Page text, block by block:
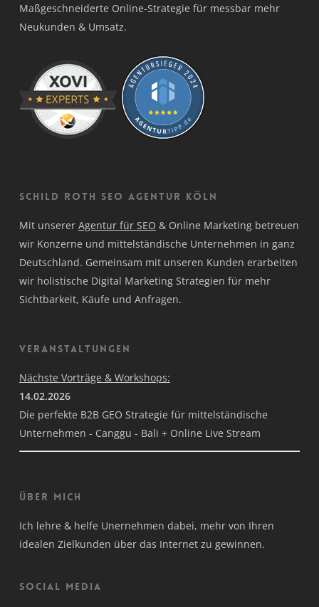
Maßgeschneiderte Online-Strategie für messbar mehr
Neukunden & Umsatz.
Schild Roth SEO Agentur Köln
Mit unserer Agentur für SEO & Online Marketing betreuen
wir Konzerne und mittelständische Unternehmen in ganz
Deutschland. Gemeinsam mit unseren Kunden erarbeiten
wir holistische Digital Marketing Strategien für mehr
Sichtbarkeit, Käufe und Anfragen.
Veranstaltungen
Nächste Vorträge & Workshops:
14.02.2026
Die perfekte B2B GEO Strategie für mittelständische
Unternehmen - Canggu - Bali + Online Live Stream
Über mich
Ich lehre & helfe Unernehmen dabei, mehr von Ihren
idealen Zielkunden über das Internet zu gewinnen.
Social Media